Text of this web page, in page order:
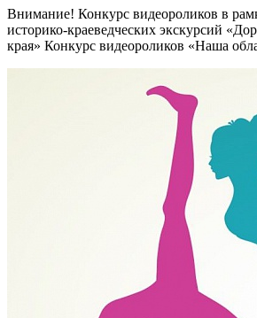
Внимание! Конкурс видеороликов в
историко-краеведческих экскурсий
края» Конкурс видеороликов «Наша